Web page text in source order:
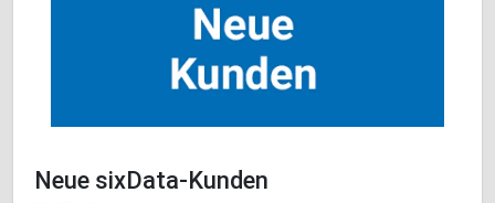
Neue sixData-Kunden